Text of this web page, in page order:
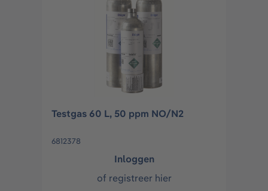
Testgas 60 L, 50 ppm NO/N2
6812378
Inloggen
of registreer hier